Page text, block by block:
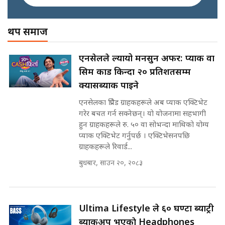
छैन खाली बेड || SIDHAKURA ||
राष्ट्रिय सवालमा ९ दल एकजुट ||
Prachanda, Rabi, Gagan Stand
on the Same Page ||
SIDHAKURA ||
सहकारी पीडितसँग मन्त्री प्रतिभा रावलले
भनिन्–साथ दिनुहोस्, दबाब होइन ||
Sidhakura || Pratibha Rawal
SIDHAKURA ||
SIDHAKURA
पोप्पोको पासोः कमाउने लोभमा घरबार नै
उठिबास | The Dark Side of
'Poppo Live'-SIDHAKURA
INVESTIGATION
मन्त्री आउने बित्तिकै सुरु भएको थियो
घुसको डिल || Raj Kumar Gupta ||
SIDHAKURA ||
घुसको डिल गर्ने मन्त्रीकाे राजिनामा,
भूमिसुधार मन्त्रीलाई जोगाइदै ! ||
थप समाज
एनसेलले ल्यायो मनसुन अफर: प्याक वा
सिम कार्ड किन्दा २० प्रतिशतसम्म
क्यासब्याक पाइने
एनसेलका प्रिपेड ग्राहकहरूले अब प्याक एक्टिभेट
गरेर बचत गर्न सक्नेछन्। यो योजनामा सहभागी
हुन ग्राहकहरूले रु. ५० वा सोभन्दा माथिको योग्य
प्याक एक्टिभेट गर्नुपर्छ । एक्टिभेसनपछि
ग्राहकहरूले रिवार्ड...
बुधबार, साउन २०, २०८३
Ultima Lifestyle ले ६० घण्टा ब्याट्री